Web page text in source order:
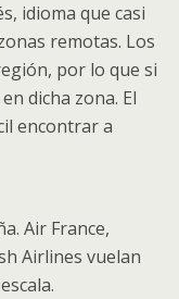
idioma que casi
remotas. Los
por lo que si
dicha zona. El
encontrar a
Air France,
Airlines vuelan